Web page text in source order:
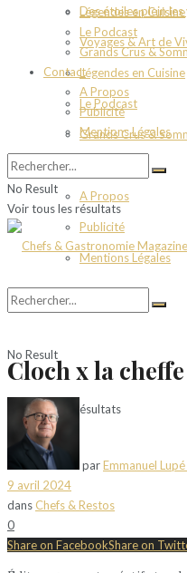
Des étoiles plein les
Voyages & Art de
Légendes en Cuisine
Le Podcast
Grands Crus &
Contact
A Propos
Publicité
Mentions Légales
Légendes en Cuisine
Le Podcast
Grands Crus &
Contact
A Propos
Publicité
Mentions Légales
No Result
Voir tous les résultats
No Result
Voir tous les résultats
Cloch x la
parEmmanuel
9 avril 2024
dans Chefs & Restos
0
Share on FacebookShare on